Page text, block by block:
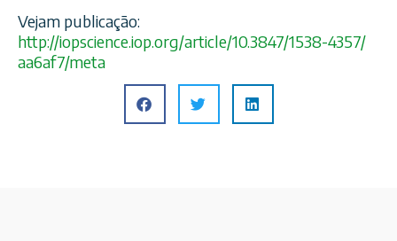
Vejam publicação:
http://iopscience.iop.org/article/10.3847/1538-4357/
aa6af7/meta